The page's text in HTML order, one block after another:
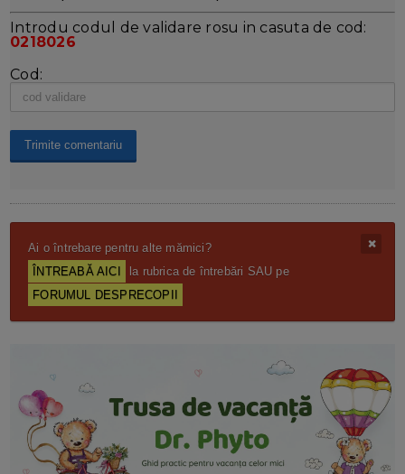
Introdu codul de validare rosu in casuta de cod:
0218026
Cod:
Ai o întrebare pentru alte mămici?
ÎNTREABĂ AICI
la rubrica de întrebări SAU pe
FORUMUL DESPRECOPII